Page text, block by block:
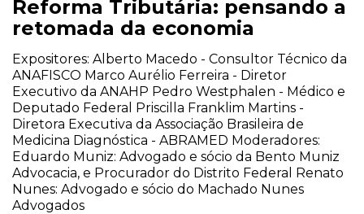
Reforma Tributária: pensando a
retomada da economia
Expositores: Alberto Macedo - Consultor Técnico da
ANAFISCO Marco Aurélio Ferreira - Diretor
Executivo da ANAHP Pedro Westphalen - Médico e
Deputado Federal Priscilla Franklim Martins -
Diretora Executiva da Associação Brasileira de
Medicina Diagnóstica - ABRAMED Moderadores:
Eduardo Muniz: Advogado e sócio da Bento Muniz
Advocacia, e Procurador do Distrito Federal Renato
Nunes: Advogado e sócio do Machado Nunes
Advogados